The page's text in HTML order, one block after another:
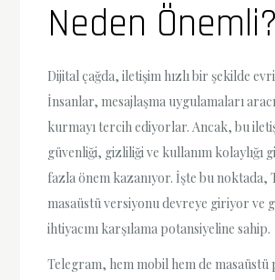
Neden Önemli?
Dijital çağda, iletişim hızlı bir şekilde
İnsanlar, mesajlaşma uygulamaları
kurmayı tercih ediyorlar. Ancak, bu
güvenliği, gizliliği ve kullanım kolaylığı
fazla önem kazanıyor. İşte bu noktada,
masaüstü versiyonu devreye giriyor ve
ihtiyacını karşılama potansiyeline sahip.
Telegram, hem mobil hem de